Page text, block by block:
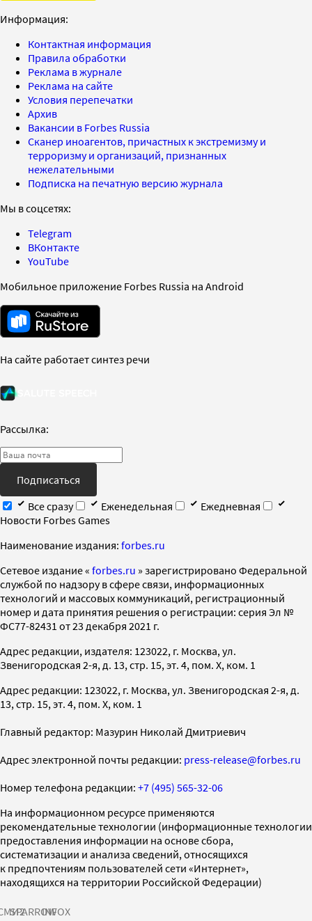
Информация:
Контактная информация
Правила обработки
Реклама в журнале
Реклама на сайте
Условия перепечатки
Архив
Вакансии в Forbes Russia
Сканер иноагентов, причастных к экстремизму и
терроризму и организаций, признанных
нежелательными
Подписка на печатную версию журнала
Мы в соцсетях:
Telegram
ВКонтакте
YouTube
Мобильное приложение Forbes Russia на Android
На сайте работает синтез речи
Рассылка:
Подписаться
Все сразу
Еженедельная
Ежедневная
Новости Forbes Games
Наименование издания: forbes.ru
Cетевое издание « forbes.ru » зарегистрировано Федеральной
службой по надзору в сфере связи, информационных
технологий и массовых коммуникаций, регистрационный
номер и дата принятия решения о регистрации: серия Эл №
ФС77-82431 от 23 декабря 2021 г.
Адрес редакции, издателя: 123022, г. Москва, ул.
Звенигородская 2-я, д. 13, стр. 15, эт. 4, пом. X, ком. 1
Адрес редакции: 123022, г. Москва, ул. Звенигородская 2-я, д.
13, стр. 15, эт. 4, пом. X, ком. 1
Главный редактор: Мазурин Николай Дмитриевич
Адрес электронной почты редакции: press-release@forbes.ru
Номер телефона редакции: +7 (495) 565-32-06
На информационном ресурсе применяются
рекомендательные технологии (информационные технологии
предоставления информации на основе сбора,
систематизации и анализа сведений, относящихся
к предпочтениям пользователей сети «Интернет»,
находящихся на территории Российской Федерации)
SPARROWINFOX